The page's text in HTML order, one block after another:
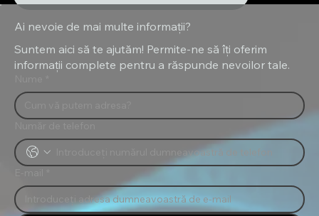
Ai nevoie de mai multe informații?
Suntem aici să te ajutăm! Permite-ne să îți oferim
informații complete pentru a răspunde nevoilor tale.